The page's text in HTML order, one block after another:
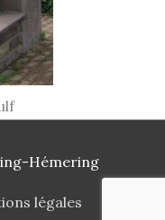
Hémering
légales